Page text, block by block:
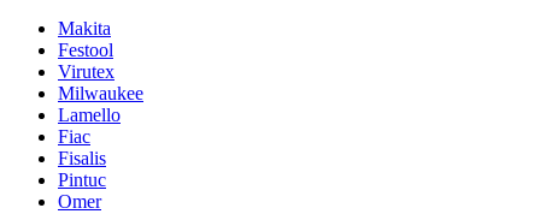
Makita
Festool
Virutex
Milwaukee
Lamello
Fiac
Fisalis
Pintuc
Omer